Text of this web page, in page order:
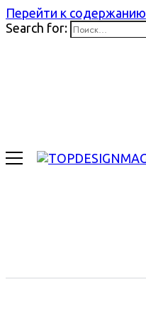
Перейти к содержанию
Search for: